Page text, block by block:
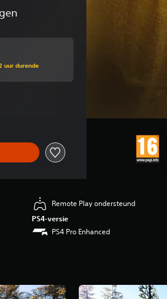
uur durende
prijs van €39,99
Remote Play ondersteund
PS4-versie
PS4 Pro Enhanced